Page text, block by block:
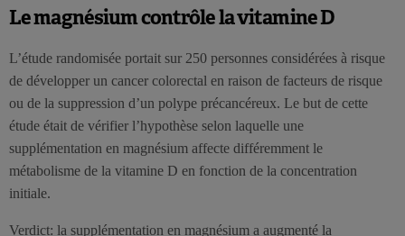
Le magnésium contrôle la vitamine D
L’étude randomisée portait sur 250 personnes considérées à risque
de développer un cancer colorectal en raison de facteurs de risque
ou de la suppression d’un polype précancéreux. Le but de cette
étude était de vérifier l’hypothèse selon laquelle une
supplémentation en magnésium affecte différemment le
métabolisme de la vitamine D en fonction de la concentration
initiale.
Verdict: la supplémentation en magnésium a augmenté la